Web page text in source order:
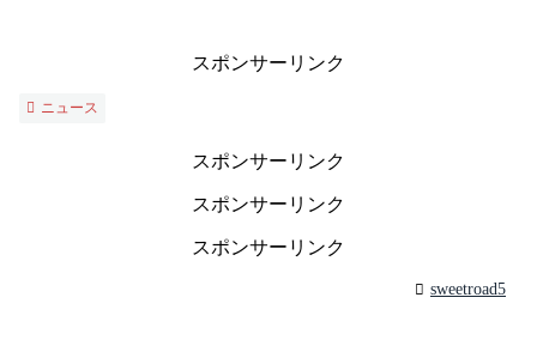
スポンサーリンク
ニュース
スポンサーリンク
スポンサーリンク
スポンサーリンク
sweetroad5